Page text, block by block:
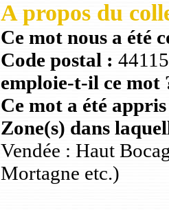
A propos du
Ce mot nous a été
Code postal :
emploie-t-il ce mot
Ce mot a été
Zone(s) dans
Vendée : Haut
Mortagne etc.)